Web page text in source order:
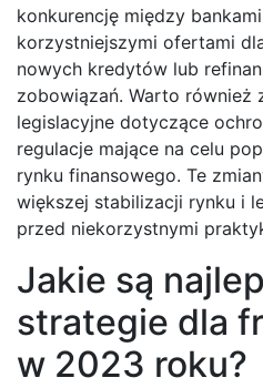
konkurencję między
korzystniejszymi ofertami
nowych kredytów lub
zobowiązań. Warto również
legislacyjne dotyczące
regulacje mające na celu
rynku finansowego. Te
większej stabilizacji rynku i
przed niekorzystnymi
Jakie są
strategie dla
w 2023 roku?